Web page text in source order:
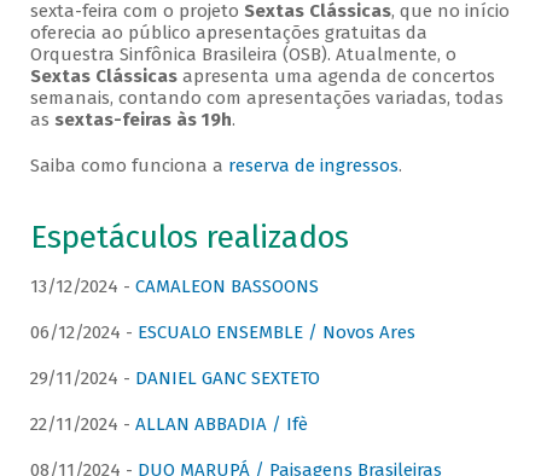
sexta-feira com o projeto Sextas Clássicas, que no início
oferecia ao público apresentações gratuitas da
Orquestra Sinfônica Brasileira (OSB). Atualmente, o
Sextas Clássicasapresenta uma agenda de concertos
semanais, contando com apresentações variadas, todas
as sextas-feiras às 19h.
Saiba como funciona a reserva de ingressos.
Espetáculos realizados
13/12/2024 - CAMALEON BASSOONS
06/12/2024 - ESCUALO ENSEMBLE / Novos Ares
29/11/2024 - DANIEL GANC SEXTETO
22/11/2024 - ALLAN ABBADIA / Ifè
08/11/2024 - DUO MARUPÁ / Paisagens Brasileiras